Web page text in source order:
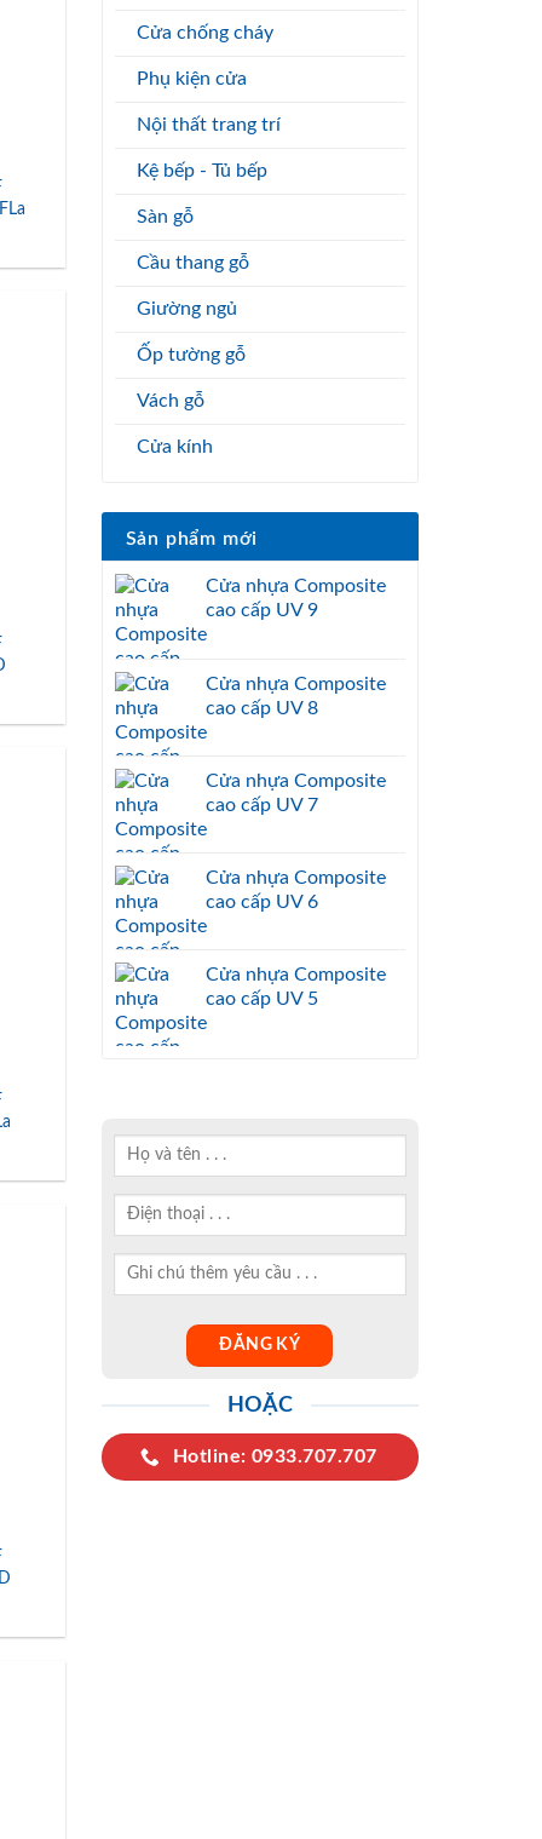
Cửa chống cháy
Phụ kiện cửa
Nội thất trang trí
Kệ bếp - Tủ bếp
Sàn gỗ
Cầu thang gỗ
Giường ngủ
Ốp tường gỗ
Vách gỗ
Cửa kính
Sản phẩm mới
Cửa nhựa Composite
cao cấp UV 9
Cửa nhựa Composite
cao cấp UV 8
Cửa nhựa Composite
cao cấp UV 7
Cửa nhựa Composite
cao cấp UV 6
Cửa nhựa Composite
cao cấp UV 5
HOẶC
Hotline: 0933.707.707